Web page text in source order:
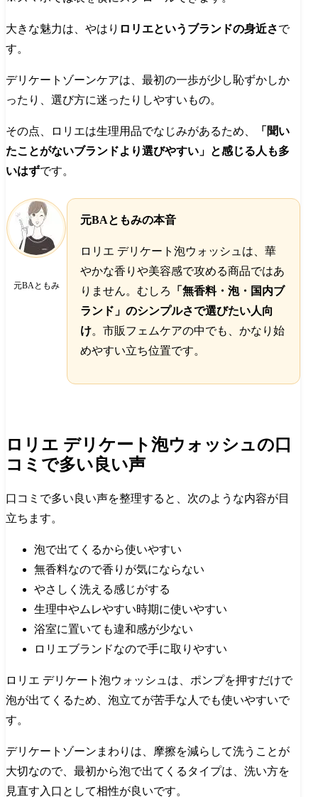
大きな魅力は、やはり ロリエというブランドの身近さで
す。
デリケートゾーンケアは、最初の一歩が少し恥ずかしか
ったり、選び方に迷ったりしやすいもの。
その点、ロリエは生理用品でなじみがあるため、
「聞い
たことがないブランドより選びやすい」と感じる人も多
いはずです。
元BAともみ
元BAともみの本音
ロリエ デリケート泡ウォッシュは、華
やかな香りや美容感で攻める商品ではあ
りません。むしろ
「無香料・泡・国内ブ
ランド」のシンプルさで選びたい人向
け。市販フェムケアの中でも、かなり始
めやすい立ち位置です。
ロリエ デリケート泡ウォッシュの口
コミで多い良い声
口コミで多い良い声を整理すると、次のような内容が目
立ちます。
泡で出てくるから使いやすい
無香料なので香りが気にならない
やさしく洗える感じがする
生理中やムレやすい時期に使いやすい
浴室に置いても違和感が少ない
ロリエブランドなので手に取りやすい
ロリエ デリケート泡ウォッシュは、ポンプを押すだけで
泡が出てくるため、泡立てが苦手な人でも使いやすいで
す。
デリケートゾーンまわりは、摩擦を減らして洗うことが
大切なので、 最初から泡で出てくるタイプは、洗い方を
見直す入口として相性が良いです。